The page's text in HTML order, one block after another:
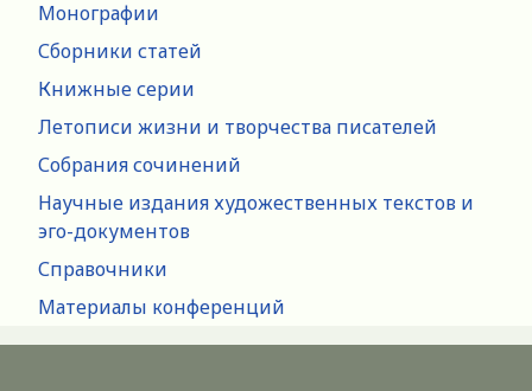
Монографии
Сборники статей
Книжные серии
Летописи жизни и творчества писателей
Собрания сочинений
Научные издания художественных текстов и
эго-документов
Справочники
Материалы конференций